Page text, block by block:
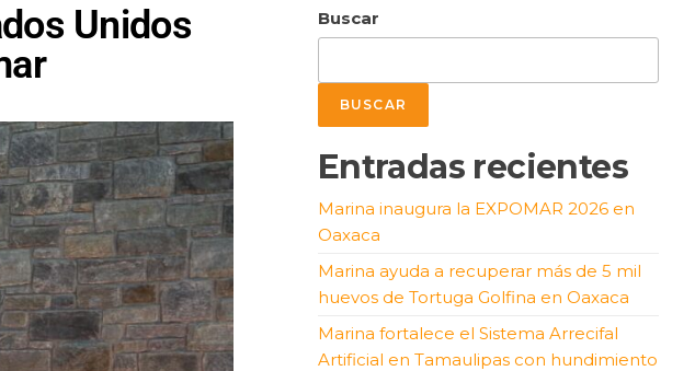
Unidos
Buscar
BUSCAR
Entradas recientes
Marina inaugura la EXPOMAR 2026 en
Oaxaca
Marina ayuda a recuperar más de 5 mil
huevos de Tortuga Golfina en Oaxaca
Marina fortalece el Sistema Arrecifal
Artificial en Tamaulipas con hundimiento